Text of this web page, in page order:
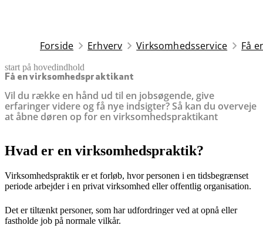
Forside Erhverv Virksomhedsservice Få
start på hovedindhold
Få en virksomhedspraktikant
Vil du række en hånd ud til en jobsøgende, give
erfaringer videre og få nye indsigter? Så kan du overveje
at åbne døren op for en virksomhedspraktikant
senest opdateret 27. marts 2026
Hvad er en virksomhedspraktik?
Virksomhedspraktik er et forløb, hvor personen i en tidsbegrænset
periode arbejder i en privat virksomhed eller offentlig organisation.
Det er tiltænkt personer, som har udfordringer ved at opnå eller
fastholde job på normale vilkår.